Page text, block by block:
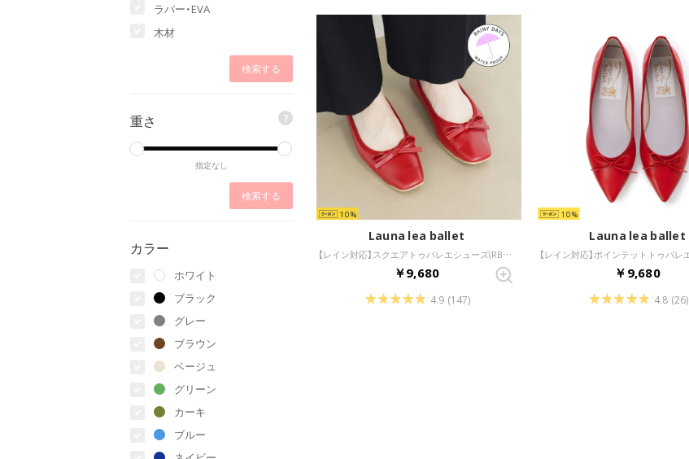
ラバー・EVA
木材
重さ ?
指定なし
カラー
ホワイト
ブラック
グレー
ブラウン
ベージュ
グリーン
カーキ
ブルー
10
Launa lea ballet
【レイン対応】スクエアトゥバレエシューズ(RB7003A) （レッド）
￥9,680
4.9 (147)
10
Launa lea ballet
￥9,680
4.8 (26)